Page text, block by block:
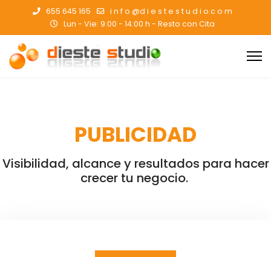
655 645 165
i n f o @d i e s t e s t u d i o.c o m
Lun - Vie: 9:00 - 14:00 h - Resto con Cita
PUBLICIDAD
Visibilidad, alcance y resultados para hacer
crecer tu negocio.